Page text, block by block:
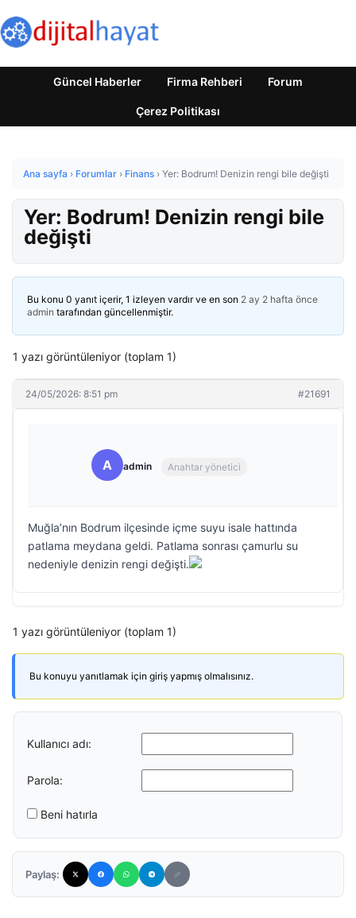
Güncel Haberler Firma Rehberi Forum
Çerez Politikası
Ana sayfa › Forumlar › Finans › Yer: Bodrum! Denizin rengi bile değişti
Yer: Bodrum! Denizin rengi bile
değişti
Bu konu 0 yanıt içerir, 1 izleyen vardır ve en son 2 ay 2 hafta önce
admin tarafından güncellenmiştir.
1 yazı görüntüleniyor (toplam 1)
24/05/2026: 8:51 pm #21691
A admin Anahtar yönetici
Muğla’nın Bodrum ilçesinde içme suyu isale hattında
patlama meydana geldi. Patlama sonrası çamurlu su
nedeniyle denizin rengi değişti.
1 yazı görüntüleniyor (toplam 1)
Bu konuyu yanıtlamak için giriş yapmış olmalısınız.
Kullanıcı adı:
Parola:
Beni hatırla
Paylaş: